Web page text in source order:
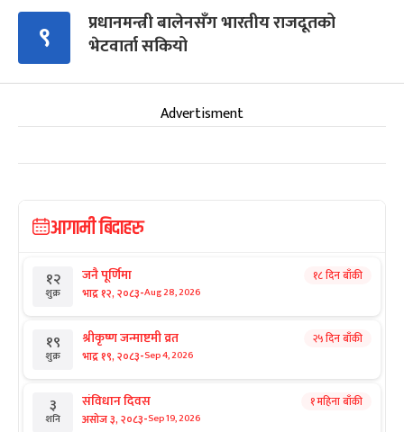
९
प्रधानमन्त्री बालेनसँग भारतीय राजदूतको
भेटवार्ता सकियो
Advertisment
आगामी बिदाहरु
१२
शुक्र
जनै पूर्णिमा
भाद्र १२, २०८३-Aug 28, 2026
१८ दिन बाँकी
१९
शुक्र
श्रीकृष्ण जन्माष्टमी व्रत
भाद्र १९, २०८३-Sep 4, 2026
२५ दिन बाँकी
३
शनि
संविधान दिवस
असोज ३, २०८३-Sep 19, 2026
१ महिना बाँकी